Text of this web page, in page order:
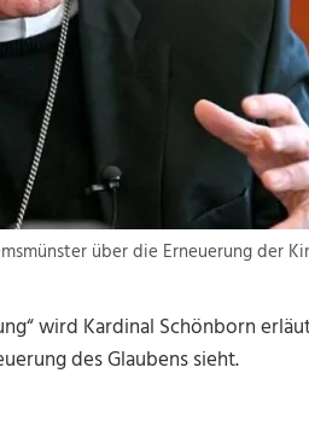
über die Erneuerung der
wird Kardinal Schönborn
des Glaubens sieht.